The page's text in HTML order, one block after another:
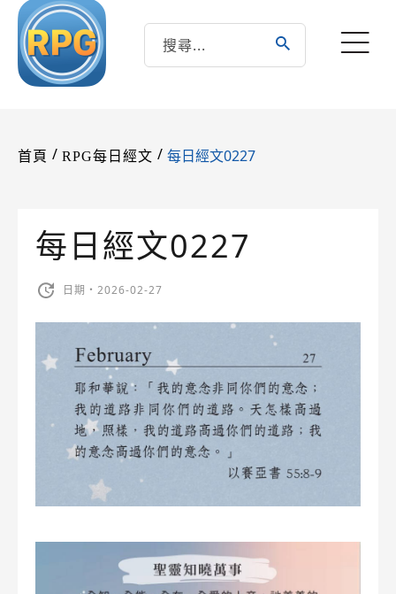
首頁 / RPG每日經文 / 每日經文0227
每日經文0227
日期・2026-02-27